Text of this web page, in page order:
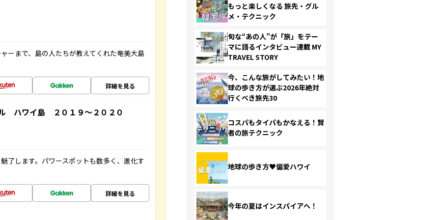
まで、島の人たちが教えてくれた奄美大島
詳細を見る
ハワイ島 ２０１９～２０２０
了します。パワースポットも数多く、進化す
詳細を見る
もっと楽しくなる 旅先・グル
メ・テクニック
旬な“あの人”が「旅」をテー
マに語るインタビュー連載 MY
TRAVEL STORY
今、こんな旅がしてみたい！地
球の歩き方が選ぶ2026年絶対
行くべき旅先30
コスパもタイパもかなえる！賢
者の旅テクニック
地球の歩き方♥偏愛ハワイ
今年の夏はインスパイアへ！